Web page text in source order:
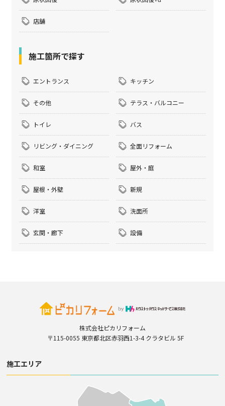
店舗
施工箇所で探す
エントランス キッチン
その他 テラス・バルコニー
トイレ バス
リビング・ダイニング 全面リフォーム
和室 屋外・庭
屋根・外壁 新規
洋室 洗面所
玄関・廊下 設備
株式会社ピカリフォーム
〒115-0055 東京都北区赤羽西1-3-4 クラタビル 5F
施工エリア